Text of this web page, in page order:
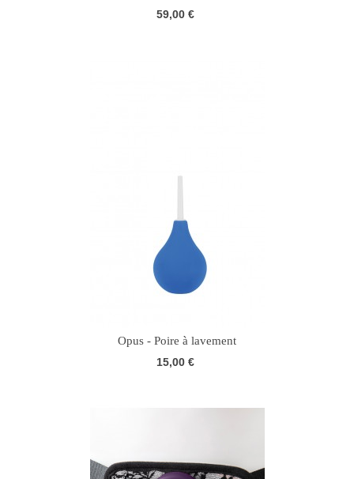
59,00 €
Opus - Poire à lavement
15,00 €